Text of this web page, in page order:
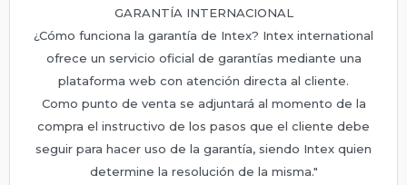
GARANTÍA INTERNACIONAL
¿Cómo funciona la garantía de Intex? Intex international
ofrece un servicio oficial de garantías mediante una
plataforma web con atención directa al cliente.
Como punto de venta se adjuntará al momento de la
compra el instructivo de los pasos que el cliente debe
seguir para hacer uso de la garantía, siendo Intex quien
determine la resolución de la misma."